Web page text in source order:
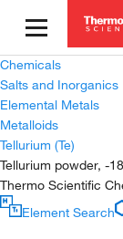
Chemicals
Salts and Inorganics
Elemental Metals
Metalloids
Tellurium (Te)
Tellurium powder, -
Thermo Scientific
Element Search